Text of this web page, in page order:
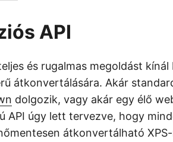
API
és rugalmas megoldást
átkonvertálására. Akár
dolgozik, vagy akár egy élő
API úgy lett tervezve, hogy
átkonvertálható